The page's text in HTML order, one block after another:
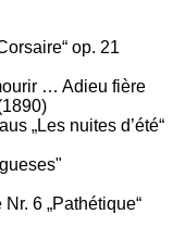
op. 21
… Adieu fière
„Les nuites d’été“
6 „Pathétique“